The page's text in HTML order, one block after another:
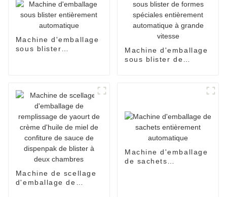
Machine d'emballage
sous blister
Machine d'emballage
sous blister de
automatique à grande
Machine de scellage
d'emballage de
Machine d'emballage
de sachets